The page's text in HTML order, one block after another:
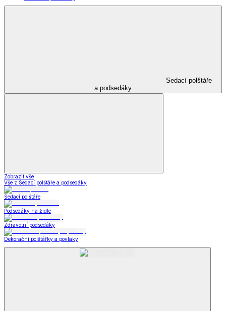
Sedací polštáře
a podsedáky
Zobrazit vše
Vše z Sedací polštáře a podsedáky
Sedací polštáře
Podsedáky na židle
Zdravotní podsedáky
Dekorační polštářky a povlaky